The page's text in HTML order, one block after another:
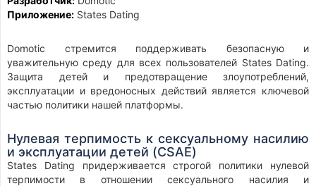
Приложение: States Dating
Domotic стремится поддерживать безопасную и
уважительную среду для всех пользователей States Dating.
Защита детей и предотвращение злоупотреблений,
эксплуатации и вредоносных действий является ключевой
частью политики нашей платформы.
Нулевая терпимость к сексуальному насилию
и эксплуатации детей (CSAE)
States Dating придерживается строгой политики нулевой
терпимости в отношении сексуального насилия и